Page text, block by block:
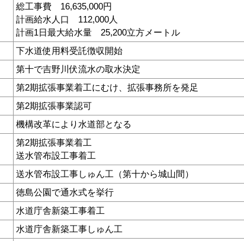
総工事費 16,635,000円
計画給水人口 112,000人
計画1日最大給水量 25,200立方メートル
下水道使用料受託徴収開始
第十で吉野川伏流水の取水決定
第2期拡張事業着工にむけ、拡張事務所を発足
第2期拡張事業認可
機構改革により水道部となる
第2期拡張事業着工
送水管布設工事着工
送水管布設工事しゅん工（第十から城山間）
徳島公園で通水式を挙行
水道庁舎新築工事着工
水道庁舎新築工事しゅん工